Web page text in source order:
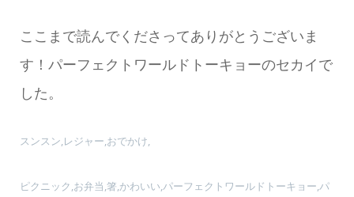
ここまで読んでくださってありがとうございま
す！パーフェクトワールドトーキョーのセカイで
した。
スンスン,レジャー,おでかけ,
ピクニック,お弁当,箸,かわいい,パーフェクトワールドトーキョー,パ